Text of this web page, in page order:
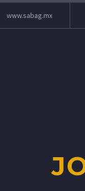
www.sabag.mx